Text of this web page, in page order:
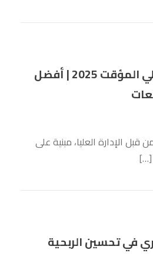
خدمات المدير المالي المؤقت 2025 | أفضل
الإدارة العليا، مبنية على
[…]
في تحسين الربحية